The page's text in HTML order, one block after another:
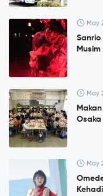
May
Sanrio
May
May